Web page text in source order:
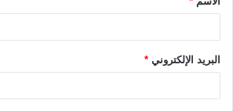
*
البريد الإلكتروني *